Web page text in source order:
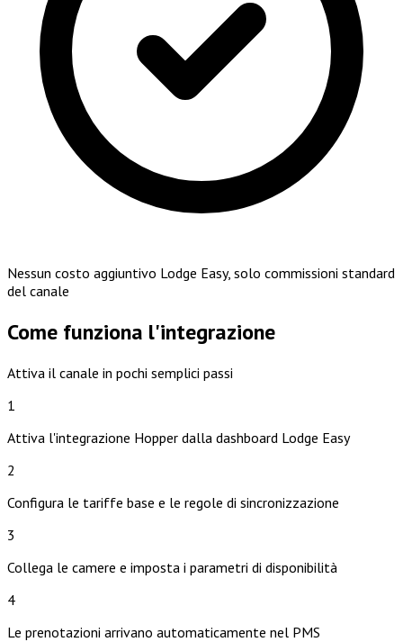
Nessun costo aggiuntivo Lodge Easy, solo commissioni standard
del canale
Come funziona l'integrazione
Attiva il canale in pochi semplici passi
1
Attiva l'integrazione Hopper dalla dashboard Lodge Easy
2
Configura le tariffe base e le regole di sincronizzazione
3
Collega le camere e imposta i parametri di disponibilità
4
Le prenotazioni arrivano automaticamente nel PMS